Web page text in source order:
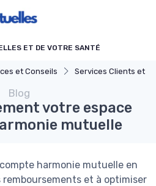
ET DE VOTRE SANTÉ
et Conseils Services Clients et
Blog
votre espace
mutuelle
harmonie mutuelle en
remboursements et à optimiser